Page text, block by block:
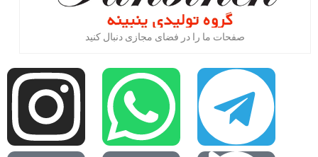
صفحات ما را در فضای مجازی دنبال کنید